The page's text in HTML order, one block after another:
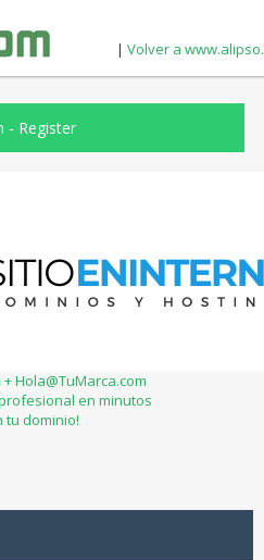
| Volver a
- Register
Hola@TuMarca.com
en minutos
tu dominio!